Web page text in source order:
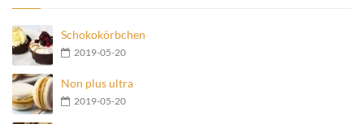
Schokokörbchen
2019-05-20
Non plus ultra
2019-05-20